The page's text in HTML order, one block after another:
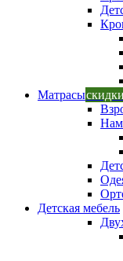
Матрасы
Детская мебель